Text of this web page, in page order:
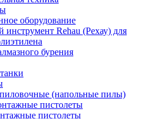
оборудование
Rehau (Рехау) для
бурения
(напольные пилы)
пистолеты
пистолеты